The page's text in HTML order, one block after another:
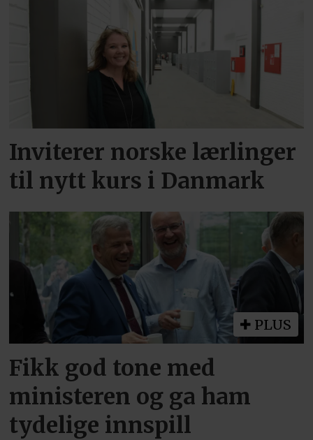
Inviterer norske lærlinger
til nytt kurs i Danmark
PLUS
Fikk god tone med
ministeren og ga ham
tydelige innspill